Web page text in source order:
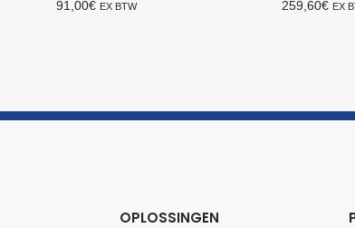
91,00€ EX BTW
259,60€ EX
OPLOSSINGEN